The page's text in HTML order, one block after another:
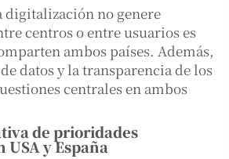
digitalización no genere
centros o entre usuarios es
ambos países. Además,
datos y la transparencia de los
centrales en ambos
de prioridades
y España